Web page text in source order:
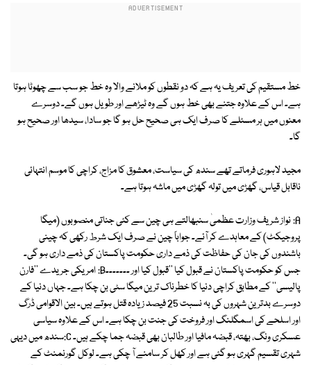
خط مستقیم کی تعریف یہ ہے کہ دو نقطوں کو ملانے والا وہ خط جو سب سے چھوٹا ہوتا
ہے۔ اس کے علاوہ جتنے بھی خط ہوں گے وہ ٹیڑھے اور طویل ہوں گے۔ دوسرے
معنوں میں ہر مسئلے کا صرف ایک ہی صحیح حل ہو گا جو سادا، سیدھا اور صحیح ہو
گا۔
مجید لاہوری فرماتے تھے سندھ کی سیاست، معشوق کا مزاج، کراچی کا موسم انتہائی
ناقابل قیاس، گھڑی میں تولہ گھڑی میں ماشہ ہوتا ہے۔
A: نواز شریف وزارت عظمیٰ سنبھالتے ہی چین سے کئی جناتی منصوبوں (میگا
پروجیکٹ) کے معاہدے کر آئے۔ جواباً چین نے صرف ایک شرط رکھی کہ چینی
باشندوں کی جان کی حفاظت کی ذمے داری حکومت پاکستان کی ذمے داری ہو گی۔
جس کو حکومت پاکستان نے قبول کیا ''قبول کیا اور ۔۔۔۔۔۔۔B: امریکی جریدے ''فارن
پالیسی'' کے مطابق کراچی دنیا کا خطرناک ترین میگا سٹی بن چکا ہے۔ جہاں دنیا کے
دوسرے بدترین شہروں کی بہ نسبت 25 فیصد زیادہ قتل ہوتے ہیں۔ بین الاقوامی ڈرگ
اور اسلحے کی اسمگلنگ اور فروخت کی جنت بن چکا ہے۔ اس کے علاوہ سیاسی
عسکری ونگ، بھتہ، قبضہ مافیا اور طالبان بھی قبضہ جما چکے ہیں۔ C:سندھ میں دیہی
شہری تقسیم گہری ہو گئی ہے اور کھل کر سامنے آ چکی ہے۔ لوکل گورنمنٹ کے